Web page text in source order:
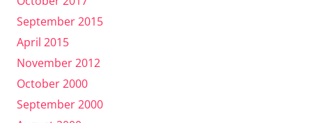
September 2015
April 2015
November 2012
October 2000
September 2000